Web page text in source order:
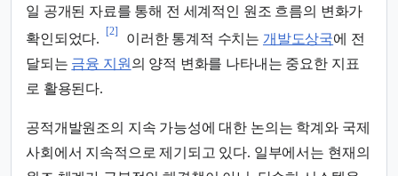
일 공개된 자료를 통해 전 세계적인 원조 흐름의 변화가
확인되었다.
[2]
이러한 통계적 수치는 개발도상국에 전
달되는 금융 지원 의 양적 변화를 나타내는 중요한 지표
로 활용된다.
공적개발원조의 지속 가능성에 대한 논의는 학계와 국제
사회에서 지속적으로 제기되고 있다. 일부에서는 현재의